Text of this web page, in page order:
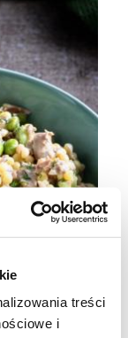
treści
i